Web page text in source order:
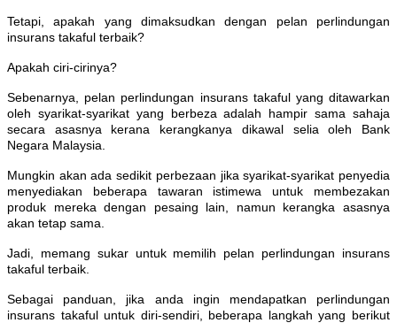
Tetapi, apakah yang dimaksudkan dengan pelan perlindungan
insurans takaful terbaik?
Apakah ciri-cirinya?
Sebenarnya, pelan perlindungan insurans takaful yang ditawarkan
oleh syarikat-syarikat yang berbeza adalah hampir sama sahaja
secara asasnya kerana kerangkanya dikawal selia oleh Bank
Negara Malaysia.
Mungkin akan ada sedikit perbezaan jika syarikat-syarikat penyedia
menyediakan beberapa tawaran istimewa untuk membezakan
produk mereka dengan pesaing lain, namun kerangka asasnya
akan tetap sama.
Jadi, memang sukar untuk memilih pelan perlindungan insurans
takaful terbaik.
Sebagai panduan, jika anda ingin mendapatkan perlindungan
insurans takaful untuk diri-sendiri, beberapa langkah yang berikut